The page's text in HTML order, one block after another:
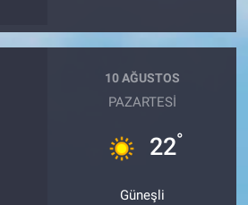
10 AĞUSTOS
PAZARTESI
22°
Güneşli